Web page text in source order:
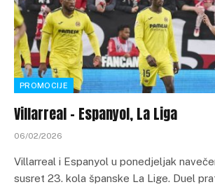
PROMOCIJE
Villarreal – Espanyol, La Liga
06/02/2026
Villarreal i Espanyol u ponedjeljak
susret 23. kola španske La Lige. Duel